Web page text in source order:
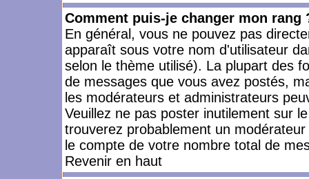
Comment puis-je changer mon rang
En général, vous ne pouvez pas
apparaît sous votre nom d'utilisateur
selon le thème utilisé). La plupart des
de messages que vous avez postés,
les modérateurs et administrateurs
Veuillez ne pas poster inutilement sur
trouverez probablement un
le compte de votre nombre total de
Revenir en haut